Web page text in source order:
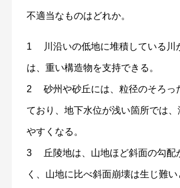
不適当なものはどれか。
1 川沿いの低地に堆積している川
は、重い構造物を支持できる。
2 砂州や砂丘には、粒径のそろっ
ており、地下水位が浅い箇所では、
やすくなる。
3 丘陵地は、山地ほど斜面の勾配
く、山地に比べ斜面崩壊は生じ難い